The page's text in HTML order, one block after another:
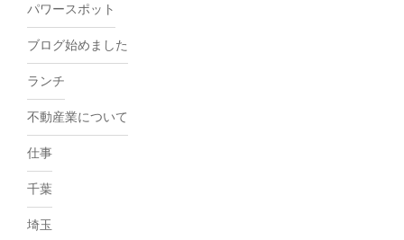
パワースポット
ブログ始めました
ランチ
不動産業について
仕事
千葉
埼玉